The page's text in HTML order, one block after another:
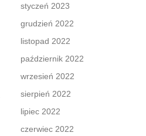
styczeń 2023
grudzień 2022
listopad 2022
październik 2022
wrzesień 2022
sierpień 2022
lipiec 2022
czerwiec 2022